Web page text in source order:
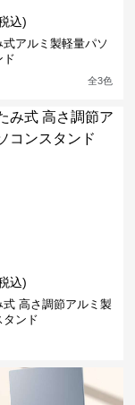
込)
アルミ製軽量パソ
ド
全3色
込)
式 高さ調節アルミ製
タンド